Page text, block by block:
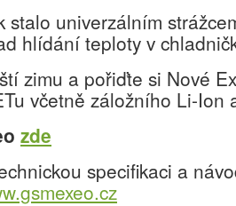
stalo univerzálním
hlídání teploty v
zimu a pořiďte si Nové
včetně záložního Li-Ion
zde
specifikaci a